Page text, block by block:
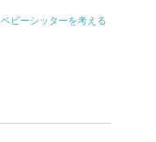
ベビーシッターを考える